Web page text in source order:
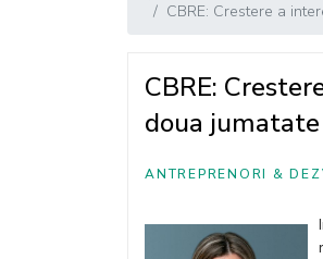
CBRE: Crestere a
CBRE:
doua
ANTREPRENORI &